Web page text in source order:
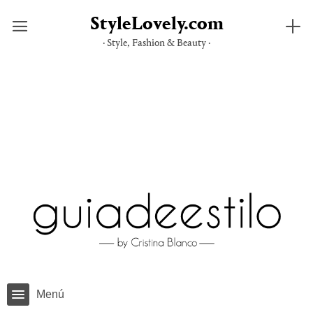
StyleLovely.com
· Style, Fashion & Beauty ·
Menú